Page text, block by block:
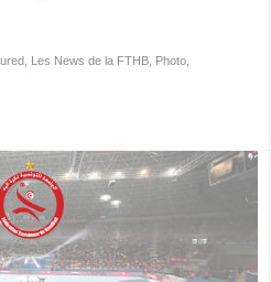
Les News de la FTHB Photo